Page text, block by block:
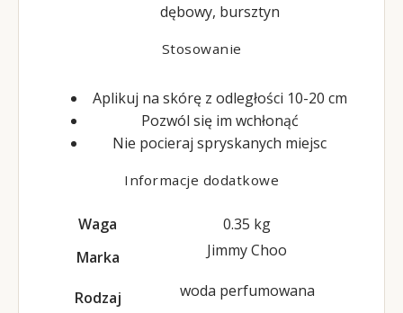
dębowy, bursztyn
Stosowanie
Aplikuj na skórę z odległości 10-20 cm
Pozwól się im wchłonąć
Nie pocieraj spryskanych miejsc
Informacje dodatkowe
Waga
0.35 kg
Marka
Jimmy Choo
Rodzaj woda perfumowana